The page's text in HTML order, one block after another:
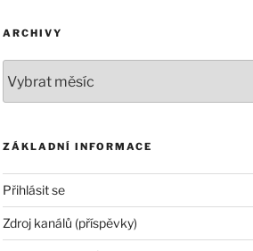
ARCHIVY
ZÁKLADNÍ INFORMACE
Přihlásit se
Zdroj kanálů (příspěvky)